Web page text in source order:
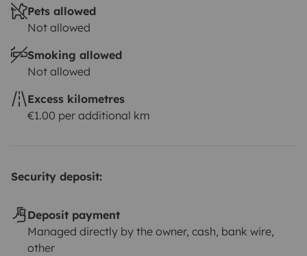
Pets allowed
Not allowed
Smoking allowed
Not allowed
Excess kilometres
€1.00 per additional km
Security deposit:
Deposit payment
Managed directly by the owner, cash, bank wire,
other